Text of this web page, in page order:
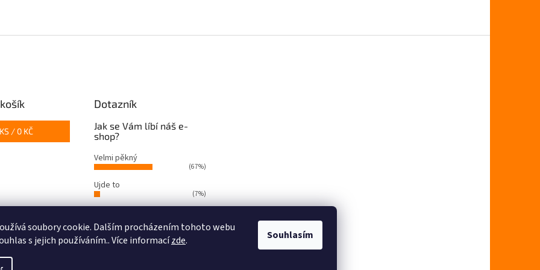
soubory cookie. Dalším procházením tohoto webu
s jejich používáním.. Více informacízde. Souhlasím
/ 0 KČ
Dotazník
Jak se Vám líbí náš e-
shop?
Velmi pěkný
(67%)
Ujde to
(7%)
Počet hlasů:66